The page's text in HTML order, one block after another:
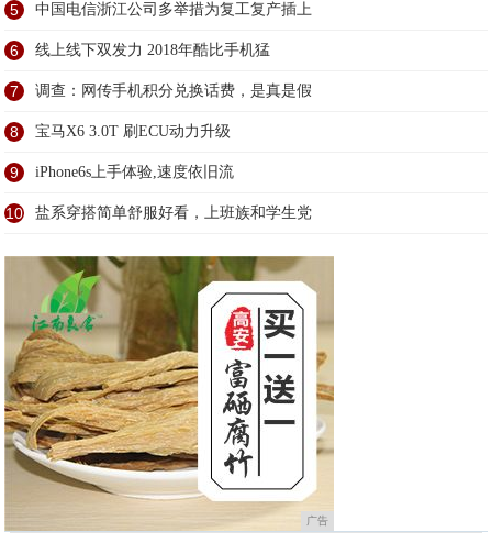
5 中国电信浙江公司多举措为复工复产插上
6 线上线下双发力 2018年酷比手机猛
7 调查：网传手机积分兑换话费，是真是假
8 宝马X6 3.0T 刷ECU动力升级
9 iPhone6s上手体验,速度依旧流
10 盐系穿搭简单舒服好看，上班族和学生党
广告